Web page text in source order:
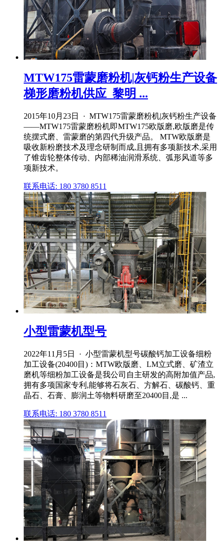
MTW175雷蒙磨粉机|灰钙粉生产设备
梯形磨粉机供应_黎明 ...
2015年10月23日 · MTW175雷蒙磨粉机|灰钙粉生产设备
——MTW175雷蒙磨粉机即MTW175欧版磨,欧版磨是传
统摆式磨、雷蒙磨的第四代升级产品。 MTW欧版磨是
吸收新粉磨技术及理念研制而成,且拥有多项新技术,采用
了锥齿轮整体传动、内部稀油润滑系统、弧形风道等多
项新技术。
联系电话: 180 3780 8511
小型雷蒙机型号
2022年11月5日 · 小型雷蒙机型号碳酸钙加工设备细粉
加工设备(20400目)：MTW欧版磨、LM立式磨、矿渣立
磨机等细粉加工设备是我公司自主研发的高附加值产品,
拥有多项国家专利,能够将石灰石、方解石、碳酸钙、重
晶石、石膏、膨润土等物料研磨至20400目,是 ...
联系电话: 180 3780 8511